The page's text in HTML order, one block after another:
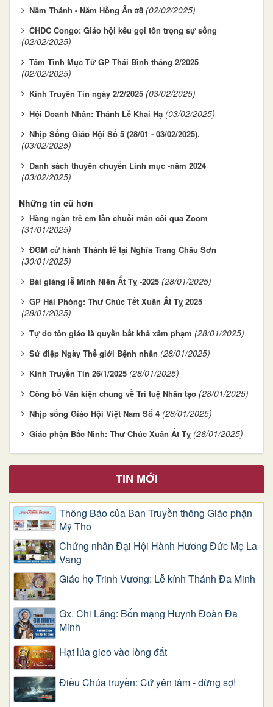
Năm Thánh - Năm Hồng Ân #8 (02/02/2025)
CHDC Congo: Giáo hội kêu gọi tôn trọng sự sống
(02/02/2025)
Tâm Tình Mục Tử GP Thái Bình tháng 2/2025
(02/02/2025)
Kinh Truyền Tin ngày 2/2/2025 (03/02/2025)
Hội Doanh Nhân: Thánh Lễ Khai Hạ (03/02/2025)
Nhịp Sống Giáo Hội Số 5 (28/01 - 03/02/2025).
(03/02/2025)
Danh sách thuyên chuyển Linh mục -năm 2024
(03/02/2025)
Những tin cũ hơn
Hàng ngàn trẻ em lần chuỗi mân côi qua Zoom
(31/01/2025)
ĐGM cử hành Thánh lễ tại Nghĩa Trang Châu Sơn
(30/01/2025)
Bài giảng lễ Minh Niên Ất Tỵ -2025 (28/01/2025)
GP Hải Phòng: Thư Chúc Tết Xuân Ất Tỵ 2025
(28/01/2025)
Tự do tôn giáo là quyền bất khả xâm phạm (28/01/2025)
Sứ điệp Ngày Thế giới Bệnh nhân (28/01/2025)
Kinh Truyền Tin 26/1/2025 (28/01/2025)
Công bố Văn kiện chung về Trí tuệ Nhân tạo (28/01/2025)
Nhịp sống Giáo Hội Việt Nam Số 4 (28/01/2025)
Giáo phận Bắc Ninh: Thư Chúc Xuân Ất Tỵ (26/01/2025)
TIN MỚI
Thông Báo của Ban Truyền thông Giáo phận
Mỹ Tho
Chứng nhân Đại Hội Hành Hương Đức Mẹ La
Vang
Giáo họ Trinh Vương: Lễ kính Thánh Đa Minh
Gx. Chi Lăng: Bổn mạng Huynh Đoàn Đa
Minh
Hạt lúa gieo vào lòng đất
Điều Chúa truyền: Cứ yên tâm - đừng sợ!